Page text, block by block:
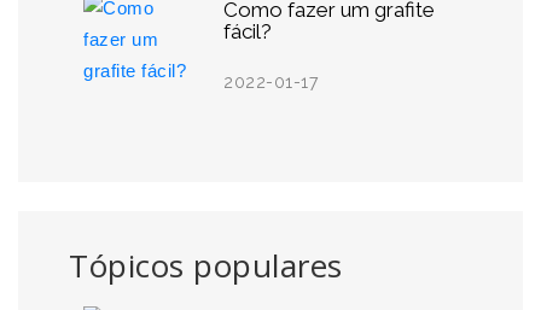
Como fazer um grafite
fácil?
2022-01-17
Tópicos populares